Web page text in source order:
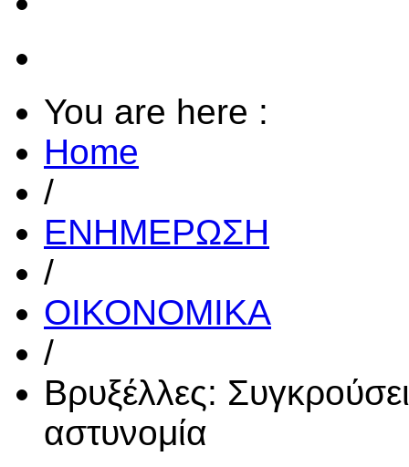
You are here :
Home
/
ΕΝΗΜΕΡΩΣΗ
/
ΟΙΚΟΝΟΜΙΚΑ
/
Βρυξέλλες:
αστυνομία